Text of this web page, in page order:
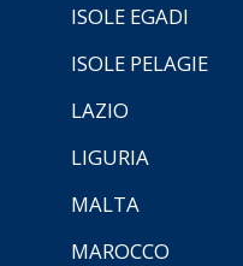
ISOLE EGADI
ISOLE PELAGIE
LAZIO
LIGURIA
MALTA
MAROCCO